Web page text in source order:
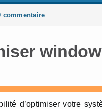
commentaire
d’optimiser votre